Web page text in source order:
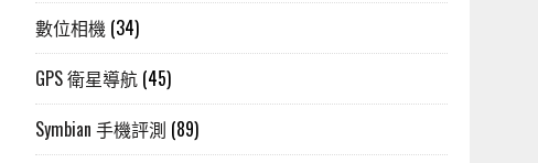
數位相機 (34)
GPS 衛星導航 (45)
Symbian 手機評測 (89)